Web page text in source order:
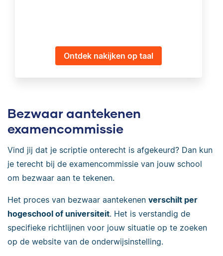
Ontdek nakijken op taal
Bezwaar aantekenen
examencommissie
Vind jij dat je scriptie onterecht is afgekeurd? Dan kun
je terecht bij de examencommissie van jouw school
om bezwaar aan te tekenen.
Het proces van bezwaar aantekenen verschilt per
hogeschool of universiteit. Het is verstandig de
specifieke richtlijnen voor jouw situatie op te zoeken
op de website van de onderwijsinstelling.